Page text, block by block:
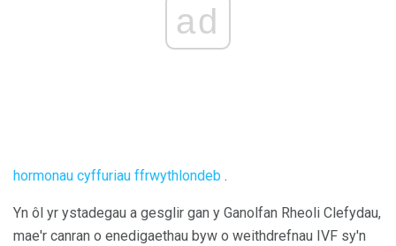
ad
hormonau cyffuriau ffrwythlondeb .
Yn ôl yr ystadegau a gesglir gan y Ganolfan Rheoli Clefydau,
mae'r canran o enedigaethau byw o weithdrefnau IVF sy'n